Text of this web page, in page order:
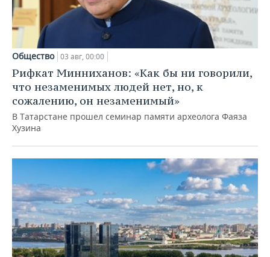
Общество 03 авг, 00:00
Рифкат Минниханов: «Как бы ни говорили,
что незаменимых людей нет, но, к
сожалению, он незаменимый»
В Татарстане прошел семинар памяти археолога Фаяза
Хузина